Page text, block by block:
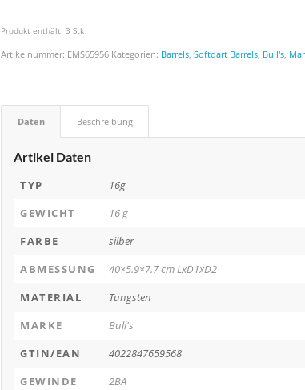
Produkt enthält: 3Stk
Artikelnummer: EMS65956 Kategorien: Barrels ,Softdart Barrels Bull's
Daten Beschreibung
Artikel Daten
TYP
16g
GEWICHT
16 g
FARBE
silber
ABMESSUNG
40×5.9×7.7 cm LxD1xD2
MATERIAL
Tungsten
MARKE
Bull's
GTIN/EAN
4022847659568
GEWINDE
2BA